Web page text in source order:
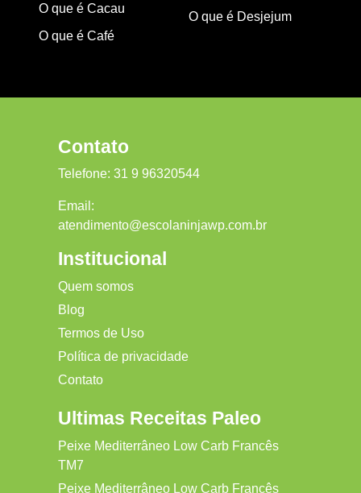
O que é Cacau
O que é Café
O que é Desjejum
Contato
Telefone: 31 9 96320544
Email:
atendimento@escolaninjawp.com.br
Institucional
Quem somos
Blog
Termos de Uso
Política de privacidade
Contato
Ultimas Receitas Paleo
Peixe Mediterrâneo Low Carb Francês
TM7
Peixe Mediterrâneo Low Carb Francês